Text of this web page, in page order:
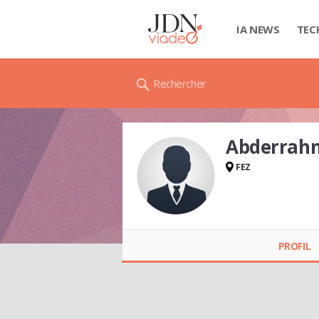
IA NEWS
Rechercher
FEZ
PROFIL